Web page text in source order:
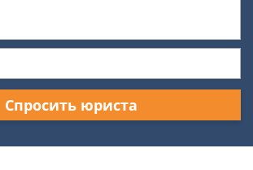
Спросить юриста